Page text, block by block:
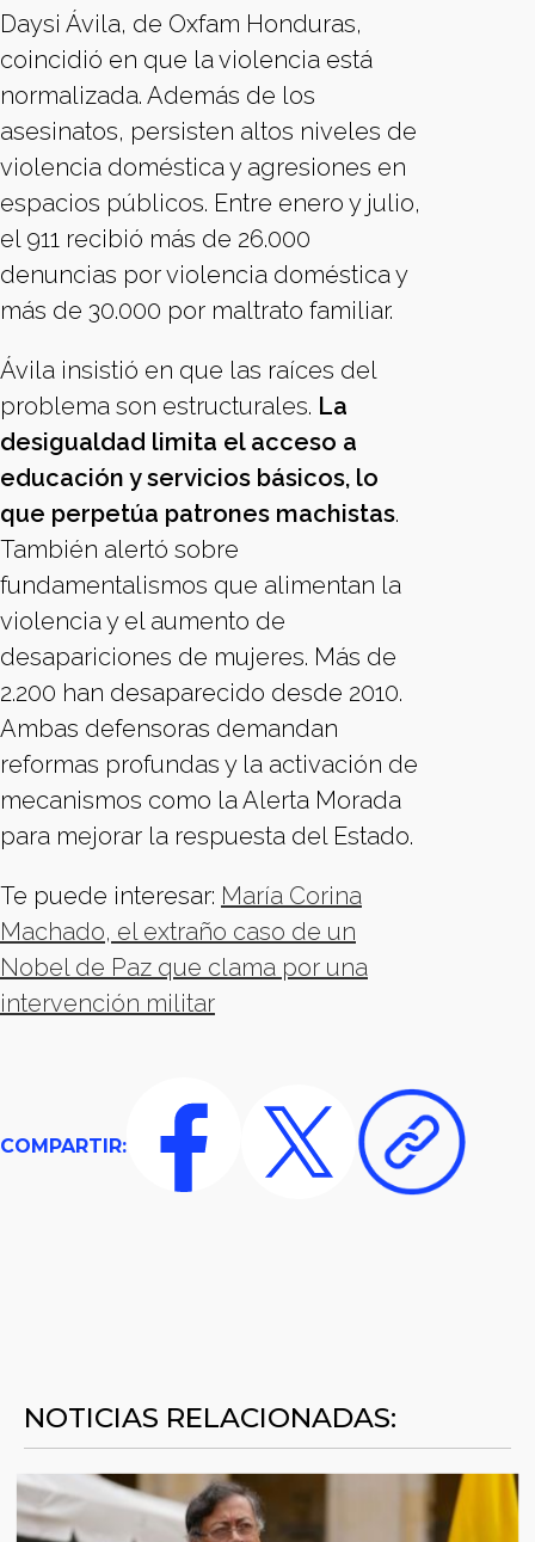
Daysi Ávila, de Oxfam Honduras,
coincidió en que la violencia está
normalizada. Además de los
asesinatos, persisten altos niveles de
violencia doméstica y agresiones en
espacios públicos. Entre enero y julio,
el 911 recibió más de 26.000
denuncias por violencia doméstica y
más de 30.000 por maltrato familiar.
Ávila insistió en que las raíces del
problema son estructurales. La
desigualdad limita el acceso a
educación y servicios básicos, lo
que perpetúa patrones machistas.
También alertó sobre
fundamentalismos que alimentan la
violencia y el aumento de
desapariciones de mujeres. Más de
2.200 han desaparecido desde 2010.
Ambas defensoras demandan
reformas profundas y la activación de
mecanismos como la Alerta Morada
para mejorar la respuesta del Estado.
Te puede interesar: María Corina
Machado, el extraño caso de un
Nobel de Paz que clama por una
intervención militar
COMPARTIR:
NOTICIAS RELACIONADAS: